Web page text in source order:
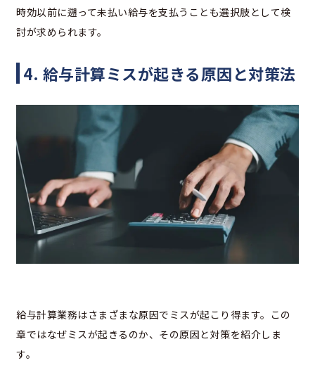
時効以前に遡って未払い給与を支払うことも選択肢として検
討が求められます。
4. 給与計算ミスが起きる原因と対策法
給与計算業務はさまざまな原因でミスが起こり得ます。この
章ではなぜミスが起きるのか、その原因と対策を紹介しま
す。